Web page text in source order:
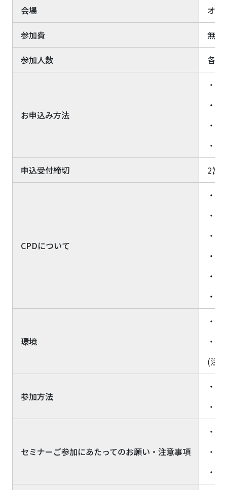
会場 オン
参加費 無料
参加人数 各セ
お申込み方法
・
・
・
・
申込受付締切 2営
CPDについて
・
・
・
・
・
・
環境
・
・
(注)
参加方法
・
・
セミナーご参加にあたってのお願い・注意事項
・
・
・